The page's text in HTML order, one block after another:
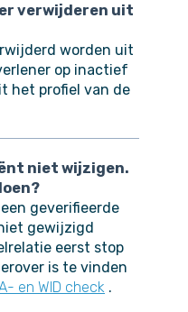
verwijderen uit
worden uit
op inactief
het profiel van de
niet wijzigen.
geverifieerde
gewijzigd
eerst stop
is te vinden
en WID check .